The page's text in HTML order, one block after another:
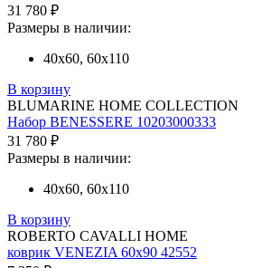
31 780 ₽
Размеры в наличии:
40х60, 60х110
В корзину
BLUMARINE HOME COLLECTION
Набор BENESSERE 10203000333
31 780 ₽
Размеры в наличии:
40х60, 60х110
В корзину
ROBERTO CAVALLI HOME
коврик VENEZIA 60х90 42552